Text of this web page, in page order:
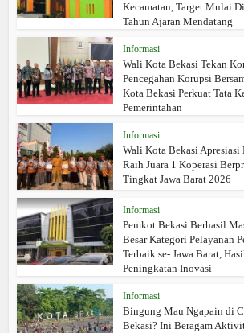
Kecamatan, Target Mulai
Tahun Ajaran Mendatang
Informasi
Wali Kota Bekasi Tekan
Pencegahan Korupsi
Kota Bekasi Perkuat Tata
Pemerintahan
Informasi
Wali Kota Bekasi Apresiasi
Raih Juara 1 Koperasi
Tingkat Jawa Barat 2026
Informasi
Pemkot Bekasi Berhasil
Besar Kategori Pelayanan
Terbaik se- Jawa Barat,
Peningkatan Inovasi
Informasi
Bingung Mau Ngapain di
Bekasi? Ini Beragam